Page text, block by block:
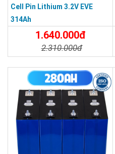
Cell Pin Lithium 3.2V EVE
314Ah
1.640.000đ
2.310.000đ